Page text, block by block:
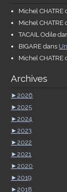
Michel CHATRE
Michel CHATRE
TACAIL Odile
BIGARE dans
Michel CHATRE
Archives
►2026
►2025
►2024
►2023
►2022
►2021
►2020
►2019
►2018